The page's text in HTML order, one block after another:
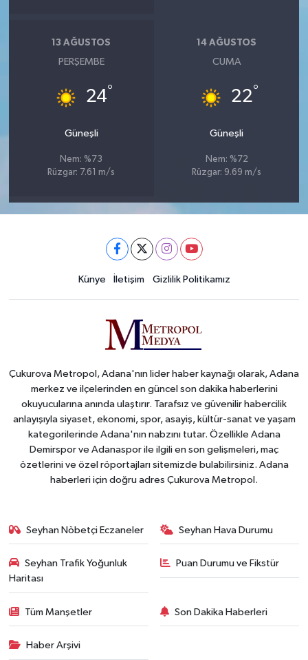
13 AĞUSTOS
PERŞEMBE
24°
Güneşli
Nem: %73
Rüzgar: 7.61 m/s
14 AĞUSTOS
CUMA
22°
Güneşli
Nem: %72
Rüzgar: 9.69 m/s
Künye İletişim Gizlilik Politikamız
Çukurova Metropol, Adana'nın lider haber kaynağı olarak, Adana
merkez ve ilçelerinden en güncel son dakika haberlerini
okuyucularına anında ulaştırır. Tarafsız ve güvenilir habercilik
anlayışıyla siyaset, ekonomi, spor, asayiş, kültür-sanat ve yaşam
kategorilerinde Adana'nın nabzını tutar. Özellikle Adana
Demirspor ve Adanaspor ile ilgili en son gelişmeleri, maç
özetlerini ve özel röportajları sitemizde bulabilirsiniz. Adana
haberleri için doğru adres Çukurova Metropol.
Seyhan Nöbetçi Eczaneler Seyhan Hava Durumu
Seyhan Trafik Yoğunluk
Haritası
Puan Durumu ve Fikstür
Tüm Manşetler Son Dakika Haberleri
Haber Arşivi